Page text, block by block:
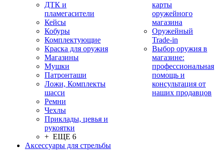
ДТК и
пламегасители
Кейсы
Кобуры
Комплектующие
Краска для оружия
Магазины
Мушки
Патронташи
Ложи, Комплекты
шасси
Ремни
Чехлы
Приклады, цевья и
рукоятки
+ ЕЩЕ 6
Аксессуары для стрельбы
карты
оружейного
магазина
Оружейный
Trade-in
Выбор оружия в
магазине:
профессиональная
помощь и
консультация от
наших продавцов